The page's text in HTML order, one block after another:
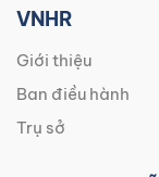
VNHR
Giới thiệu
Ban điều hành
Trụ sở